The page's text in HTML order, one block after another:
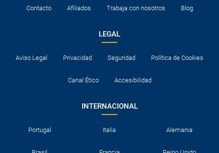
Contacto Afiliados Trabaja con nosotros Blog
LEGAL
Aviso Legal Privacidad Seguridad Política de Cookies
Canal Ético Accesibilidad
INTERNACIONAL
Portugal Italia Alemania